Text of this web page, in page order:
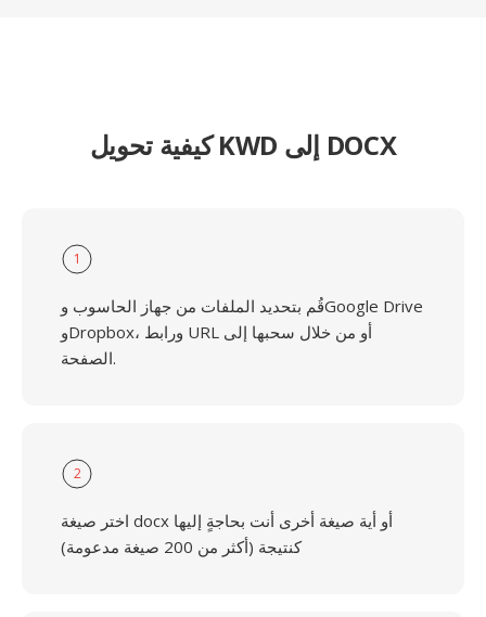
كيفية تحويل KWD إلى DOCX
1
قُم بتحديد الملفات من جهاز الحاسوب وGoogle Drive
وDropbox، ورابط URL أو من خلال سحبها إلى
الصفحة.
2
اختر صيغة docx أو أية صيغة أخرى أنت بحاجةٍ إليها
كنتيجة (أكثر من 200 صيغة مدعومة)